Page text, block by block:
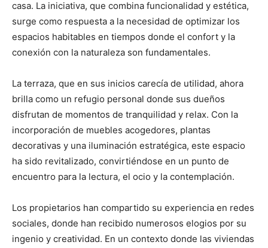
casa. La iniciativa, que combina funcionalidad y estética,
surge como respuesta a la necesidad de optimizar los
espacios habitables en tiempos donde el confort y la
conexión con la naturaleza son fundamentales.
La terraza, que en sus inicios carecía de utilidad, ahora
brilla como un refugio personal donde sus dueños
disfrutan de momentos de tranquilidad y relax. Con la
incorporación de muebles acogedores, plantas
decorativas y una iluminación estratégica, este espacio
ha sido revitalizado, convirtiéndose en un punto de
encuentro para la lectura, el ocio y la contemplación.
Los propietarios han compartido su experiencia en redes
sociales, donde han recibido numerosos elogios por su
ingenio y creatividad. En un contexto donde las viviendas